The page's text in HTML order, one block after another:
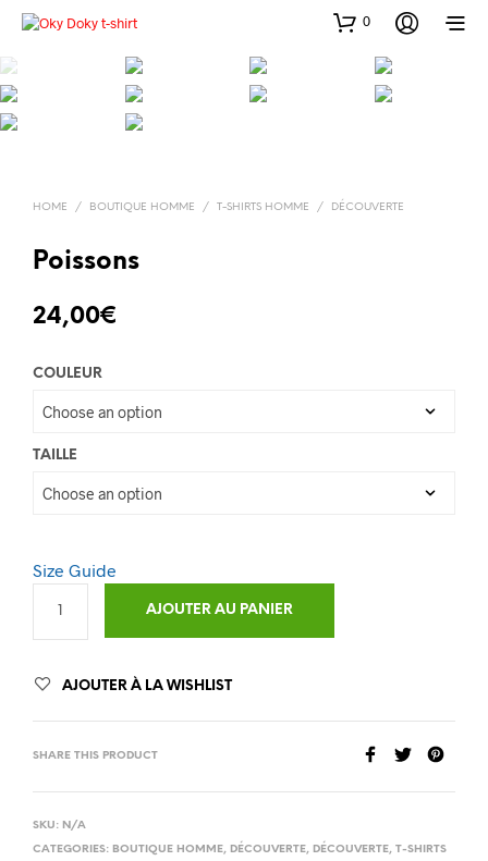
0
HOME / BOUTIQUE HOMME / T-SHIRTS HOMME / DÉCOUVERTE
Poissons
24,00€
COULEUR
TAILLE
Size Guide
AJOUTER AU PANIER
AJOUTER À LA WISHLIST
SHARE THIS PRODUCT
SKU: N/A
CATEGORIES: BOUTIQUE HOMME, DÉCOUVERTE, DÉCOUVERTE, T-SHIRTS